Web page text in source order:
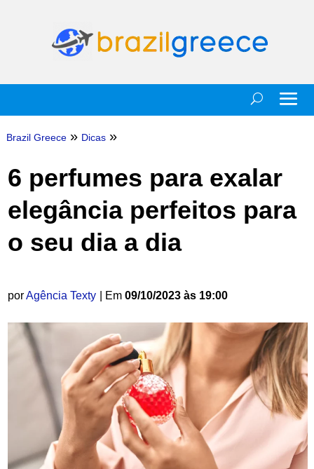
Brazil Greece » Dicas »
6 perfumes para exalar
elegância perfeitos para
o seu dia a dia
porAgência Texty | Em 09/10/2023 às 19:00